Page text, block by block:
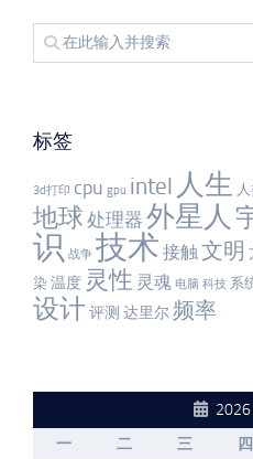
标签
3d打印 cpu gpu intel 人生
地球 处理器 外星人
识 战争 技术 接触文明
染 温度 灵性 灵魂 电脑 科技 系
设计评测 达里尔频率
2026
一
二 三 四